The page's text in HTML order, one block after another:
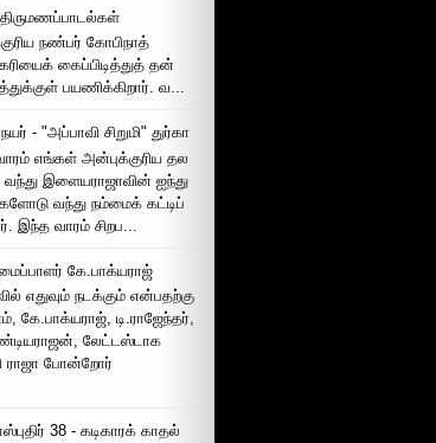
திருமணப்பாடல்கள்
நண்பர் கோபிநாத்
கைப்பிடித்துத் தன்
பயணிக்கிறார். வ...
- "அப்பாவி சிறுமி" துர்கா
எங்கள் அன்புக்குரிய தல
வந்து இளையராஜாவின் ஐந்து
வந்து நம்மைக் கட்டிப்
இந்த வாரம் சிறப...
கே.பாக்யராஜ்
எதுவும் நடக்கும் என்பதற்கு
கே.பாக்யராஜ், டி.ராஜேந்தர்,
லேட்டஸ்டாக
ராஜா போன்றோர்
38 - கடிகாரக் காதல்